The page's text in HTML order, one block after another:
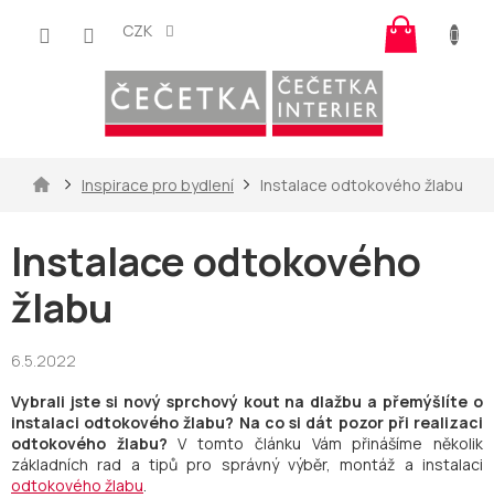
CZK
košík
DomůInspirace pro bydlení Instalace odtokového žlabu
Instalace odtokového
žlabu
6.5.2022
Vybrali jste si nový sprchový kout na dlažbu a přemýšlíte o
instalaci odtokového žlabu? Na co si dát pozor při realizaci
odtokového žlabu? V tomto článku Vám přinášíme několik
základních rad a tipů pro správný výběr, montáž a instalaci
odtokového žlabu.